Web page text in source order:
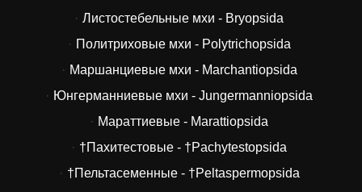
Листостебельные мхи - Bryopsida
Политриховые мхи - Polytrichopsida
Маршанциевые мхи - Marchantiopsida
Юнгерманниевые мхи - Jungermanniopsida
Мараттиевые - Marattiopsida
†Пахитестовые - †Pachytestopsida
†Пельтасеменные - †Peltaspermopsida